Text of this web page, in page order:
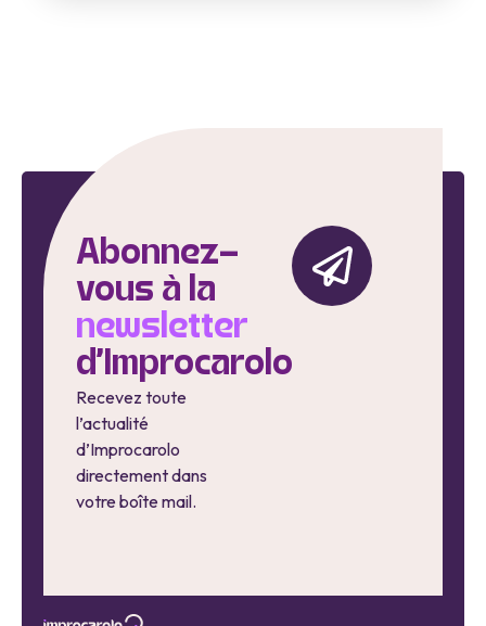
Abonnez-
vous à la
newsletter
d'Improcarolo
Recevez toute
l’actualité
d’Improcarolo
directement dans
votre boîte mail.